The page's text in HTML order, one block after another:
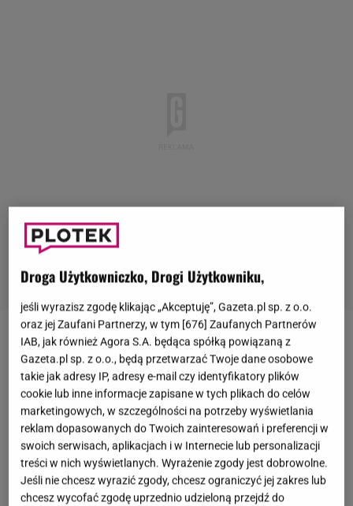
Grażyna Torbickawiele razy zachwyciła nas
wieczorowymi stylizacjami, czyli sukniami do ziemi z
minimalistycznymi dodatkami. Dziennikarka zimą
również prezentuje się szykownie i dba o to, aby
każdy detal ze sobą współgrał. Stylista przyjrzał się
kreacji Torbickiej i wydał jasny werdykt. Jesteście
ciekawi jego opinii?
Droga Użytkowniczko, Drogi Użytkowniku,
jeśli wyrazisz zgodę klikając „Akceptuję”, Gazeta.pl sp. z o.o.
oraz jej Zaufani Partnerzy, w tym [676] Zaufanych Partnerów
IAB, jak również Agora S.A. będąca spółką powiązaną z
Gazeta.pl sp. z o.o., będą przetwarzać Twoje dane osobowe
takie jak adresy IP, adresy e-mail czy identyfikatory plików
cookie lub inne informacje zapisane w tych plikach do celów
marketingowych, w szczególności na potrzeby wyświetlania
reklam dopasowanych do Twoich zainteresowań i preferencji w
swoich serwisach, aplikacjach i w Internecie lub personalizacji
treści w nich wyświetlanych. Wyrażenie zgody jest dobrowolne.
Jeśli nie chcesz wyrazić zgody, chcesz ograniczyć jej zakres lub
chcesz wycofać zgodę uprzednio udzieloną przejdź do